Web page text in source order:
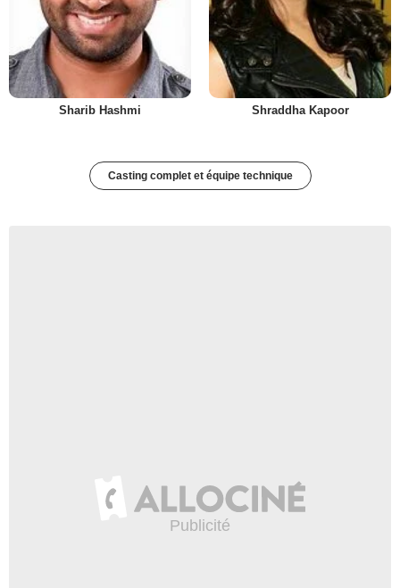
Sharib Hashmi Shraddha Kapoor
Casting complet et équipe technique